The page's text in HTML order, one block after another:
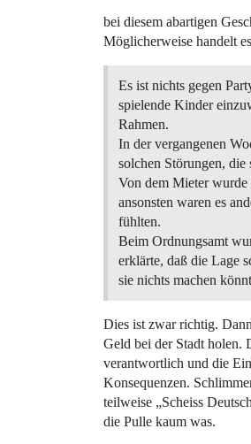
bei diesem abartigen
Möglicherweise handelt
Es ist nichts gegen
spielende Kinder
Rahmen.
In der vergangenen
solchen Störungen,
Von dem Mieter wurde
ansonsten waren es
fühlten.
Beim Ordnungsamt
erklärte, daß die Lage
sie nichts machen
Dies ist zwar richtig.
Geld bei der Stadt holen.
verantwortlich und die
Konsequenzen.
teilweise „Scheiss
die Pulle kaum was.